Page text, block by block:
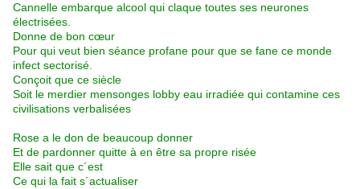
Cannelle embarque alcool qui claque toutes ses neurones
électrisées.
Donne de bon cœur
Pour qui veut bien séance profane pour que se fane ce monde
infect sectorisé.
Conçoit que ce siècle
Soit le merdier mensonges lobby eau irradiée qui contamine ces
civilisations verbalisées
Rose a le don de beaucoup donner
Et de pardonner quitte à en être sa propre risée
Elle sait que c´est
Ce qui la fait s´actualiser